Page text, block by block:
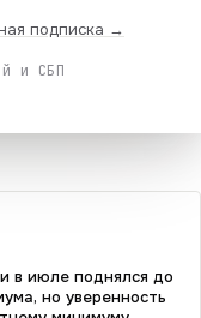
подписка →
и СБП
в июле поднялся до
но уверенность